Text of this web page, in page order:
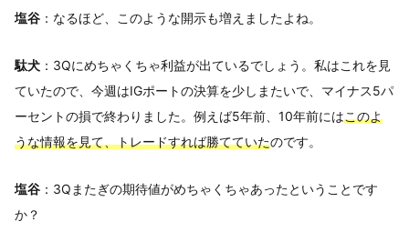
塩谷 ：なるほど、このような開示も増えましたよね。
駄犬 ：3Qにめちゃくちゃ利益が出ているでしょう。私はこれを見
ていたので、今週はIGポートの決算を少しまたいで、マイナス5パ
ーセントの損で終わりました。例えば5年前、10年前にはこのよ
うな情報を見て、トレードすれば勝てていたのです。
塩谷 ：3Qまたぎの期待値がめちゃくちゃあったということです
か？